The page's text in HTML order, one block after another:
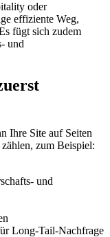
oder
effiziente Weg,
fügt sich zudem
und
Ihre Site auf Seiten
zum Beispiel:
und
Long‑Tail‑Nachfrage